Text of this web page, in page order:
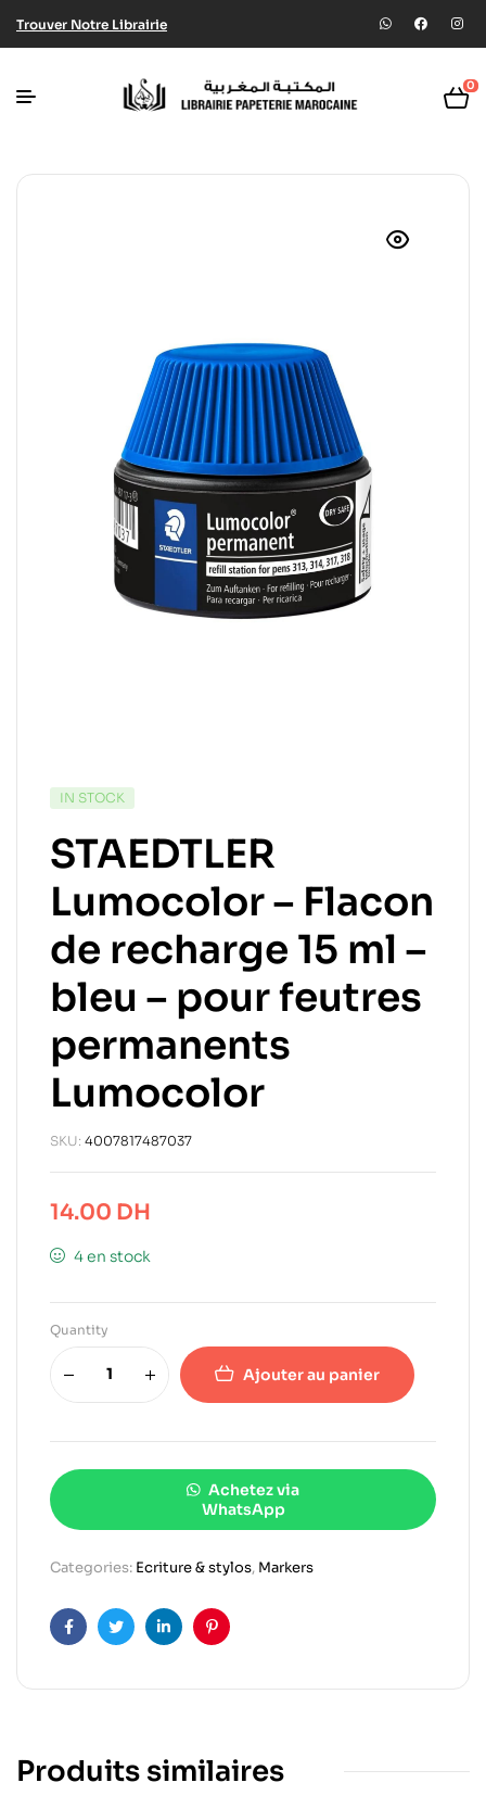
Trouver Notre Librairie
0
IN STOCK
STAEDTLER
Lumocolor – Flacon
de recharge 15 ml –
bleu – pour feutres
permanents
Lumocolor
SKU: 4007817487037
14.00 DH
4 en stock
Quantity
Ajouter au panier
Achetez via
WhatsApp
Categories: Ecriture & stylos, Markers
FacebookTwitterLinkedinPinterest
Produits similaires